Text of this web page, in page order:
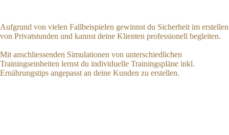
Aufgrund von vielen Fallbeispielen gewinnst du Sicherheit im erstellen
von Privatstunden und kannst deine Klienten professionell begleiten.
Mit anschliessenden Simulationen von unterschiedlichen
Trainingseinheiten lernst du individuelle Trainingspläne inkl.
Ernährungstips angepasst an deine Kunden zu erstellen.